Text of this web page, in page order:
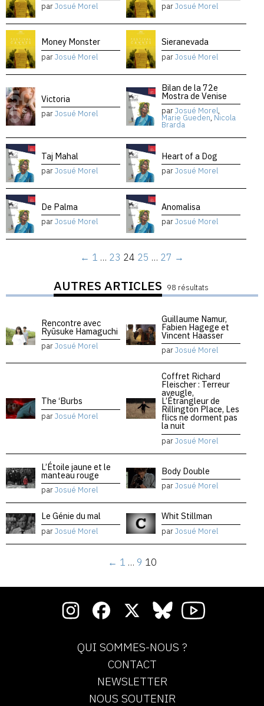
parJosué Morel parJosué Morel
Money Monster
parJosué Morel
Sieranevada
parJosué Morel
Victoria
parJosué Morel
Bilan de la 72e
Mostra de Venise
parJosué Morel,
Marie Gueden, Nicola
Brarda
Taj Mahal
parJosué Morel
Heart of a Dog
parJosué Morel
De Palma
parJosué Morel
Anomalisa
parJosué Morel
← 1 … 23 24 25 … 27 →
AUTRES ARTICLES 98 résultats
Rencontre avec
Ryūsuke Hamaguchi
parJosué Morel
Guillaume Namur,
Fabien Hagege et
Vincent Haasser
parJosué Morel
The ‘Burbs
parJosué Morel
Coffret Richard
Fleischer : Terreur
aveugle,
L’Étrangleur de
Rillington Place, Les
flics ne dorment pas
la nuit
parJosué Morel
L’Étoile jaune et le
manteau rouge
parJosué Morel
Body Double
parJosué Morel
Le Génie du mal
parJosué Morel
Whit Stillman
parJosué Morel
← 1 … 9 10
QUI SOMMES-NOUS ?
CONTACT
NEWSLETTER
NOUS SOUTENIR